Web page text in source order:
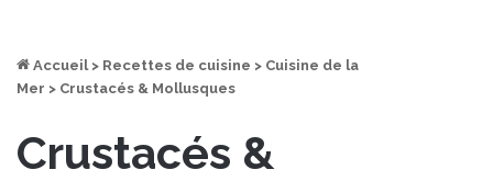
Accueil > Recettes de cuisine > Cuisine de la
Mer > Crustacés & Mollusques
Crustacés &